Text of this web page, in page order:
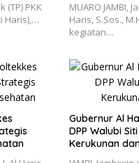
(TP) PKK
Haris),…
MUARO JAMBI,
Haris, S.Sos.,
kegiatan…
Gubernur Al
DPP Walubi
Kerukunan